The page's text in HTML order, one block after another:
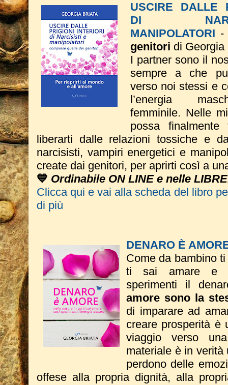
USCIRE DALLE
DI
MANIPOLATORI
genitori di Georgia
I partner sono il
sempre a che
verso noi stessi e
l’energia
femminile. Nelle
possa
liberarti dalle relazioni tossiche e
narcisisti, vampiri energetici e
create dai genitori, per aprirti così a
💙 Ordinabile ON LINE e nelle
Clicca qui e vai alla scheda del libro
di più
DENARO È
Come da bambino
ti sai amare e
sperimenti il
amore sono la
di imparare ad
creare prosperità è
viaggio verso
materiale è in verità
perdono delle
offese alla propria dignità, alla